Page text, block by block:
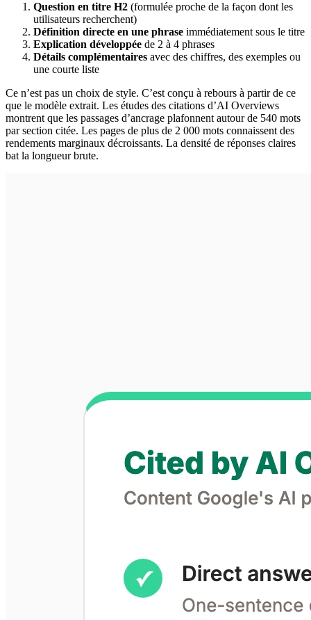
Question en titre H2 (formulée proche de la façon dont les
utilisateurs recherchent)
Définition directe en une phrase immédiatement sous le titre
Explication développée de 2 à 4 phrases
Détails complémentaires avec des chiffres, des exemples ou
une courte liste
Ce n’est pas un choix de style. C’est conçu à rebours à partir de ce
que le modèle extrait. Les études des citations d’AI Overviews
montrent que les passages d’ancrage plafonnent autour de 540 mots
par section citée. Les pages de plus de 2 000 mots connaissent des
rendements marginaux décroissants. La densité de réponses claires
bat la longueur brute.